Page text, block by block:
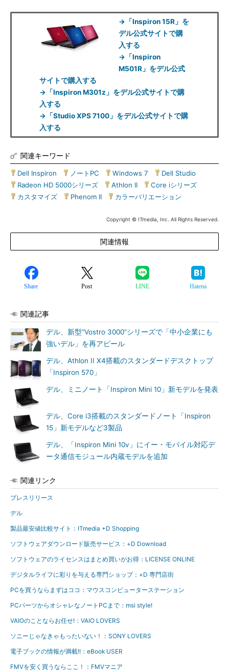
→「Inspiron 15R」を
デル公式サイトで購
入する
→「Inspiron
M501R」をデル公式
サイトで購入する
→「Inspiron M301z」をデル公式サイトで購
入する
→「Studio XPS 7100」をデル公式サイトで購
入する
関連キーワード
Dell Inspiron ノートPC Windows 7 Dell Studio
Radeon HD 5000シリーズ
Athlon II Core iシリーズ
カスタマイズ
Phenom II カラーバリエーション
Copyright © ITmedia, Inc. All Rights Reserved.
関連情報
Share Post LINE Hatena
関連記事
デル、新型“Vostro 3000”シリーズで「中小企業にも
強いデル」を再アピール
デル、Athlon II X4搭載のスタンダードデスクトップ
「Inspiron 570」
デル、ミニノート「Inspiron Mini 10」新モデルを発表
デル、Core i3搭載のスタンダードノート「Inspiron
15」新モデルなど3製品
デル、「Inspiron Mini 10v」にイー・モバイル対応デ
ータ通信モジュール内蔵モデルを追加
関連リンク
プレスリリース
デル
製品最安値比較サイト：ITmedia +D Shopping
ソフトウェアダウンロード販売サービス：+D Download
ソフトウェアのライセンスはまとめ買いがお得：LICENSE ONLINE
デジタルライフに彩りを与える専門ショップ：+D 専門店街
PCを買うならまずはココ：マウスコンピューターステーション
PCパーツからオシャレなノートPCまで：msi style!
VAIOのことならお任せ!：VAIO LOVERS
ソニーじゃなきゃもったいない！：SONY LOVERS
電子ブックの情報が満載!!：eBook USER
FMVを安く買うならここ！：FMVマニア